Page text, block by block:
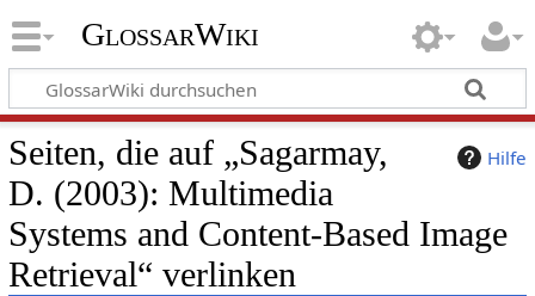
GlossarWiki
Hilfe
Seiten, die auf „Sagarmay,
D. (2003): Multimedia
Systems and Content-Based Image
Retrieval“ verlinken